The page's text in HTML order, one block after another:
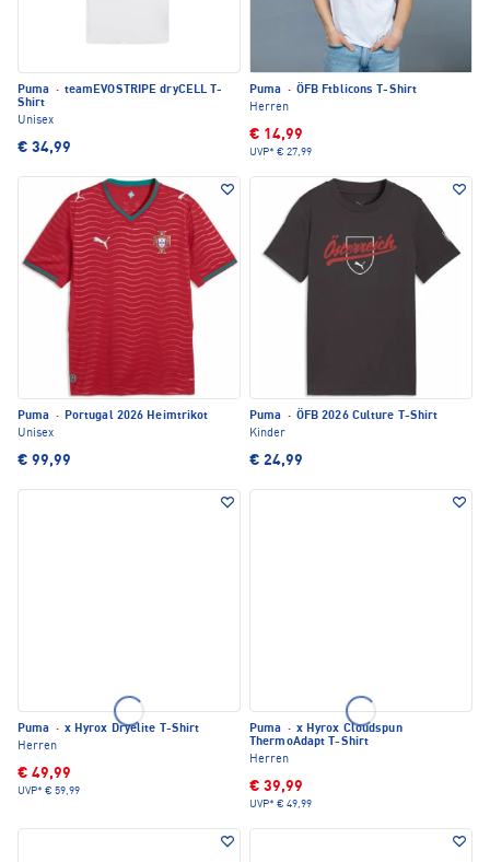
Puma · teamEVOSTRIPE dryCELL T-
Shirt
Unisex
€ 34,99
Puma · ÖFB Ftblicons T-Shirt
Herren
€ 14,99
UVP* € 27,99
Puma · Portugal 2026 Heimtrikot
Unisex
€ 99,99
Puma · ÖFB 2026 Culture T-Shirt
Kinder
€ 24,99
Puma · x Hyrox Dryelite T-Shirt
Herren
€ 49,99
UVP* € 59,99
Puma · x Hyrox Cloudspun
ThermoAdapt T-Shirt
Herren
€ 39,99
UVP* € 49,99